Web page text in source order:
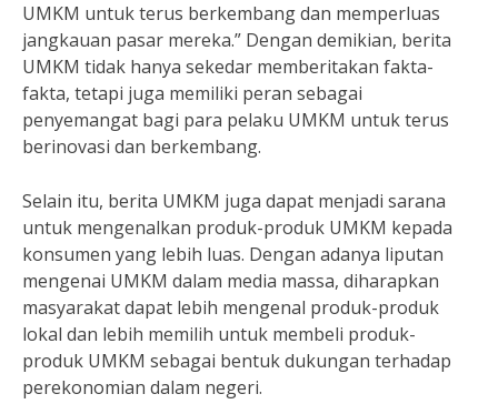
UMKM untuk terus berkembang dan memperluas
jangkauan pasar mereka.” Dengan demikian, berita
UMKM tidak hanya sekedar memberitakan fakta-
fakta, tetapi juga memiliki peran sebagai
penyemangat bagi para pelaku UMKM untuk terus
berinovasi dan berkembang.
Selain itu, berita UMKM juga dapat menjadi sarana
untuk mengenalkan produk-produk UMKM kepada
konsumen yang lebih luas. Dengan adanya liputan
mengenai UMKM dalam media massa, diharapkan
masyarakat dapat lebih mengenal produk-produk
lokal dan lebih memilih untuk membeli produk-
produk UMKM sebagai bentuk dukungan terhadap
perekonomian dalam negeri.